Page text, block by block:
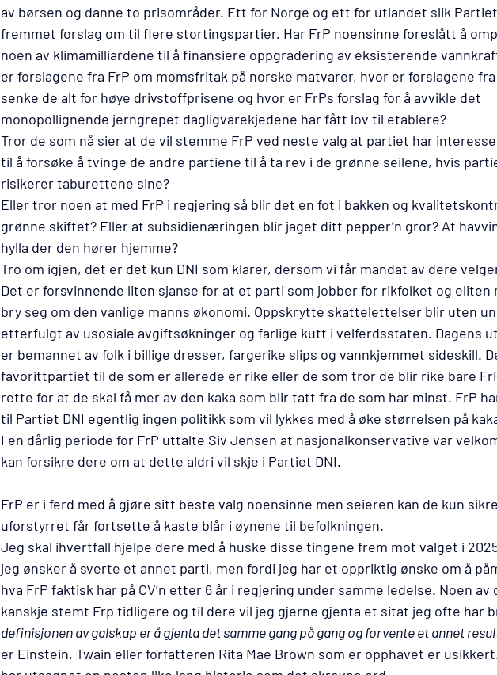
av børsen og danne to prisområder. Ett for Norge og ett for utlandet slik
fremmet forslag om til flere stortingspartier. Har FrP noensinne foreslått å
noen av klimamilliardene til å finansiere oppgradering av eksisterende
er forslagene fra FrP om momsfritak på norske matvarer, hvor er forslagene fra
senke de alt for høye drivstoffprisene og hvor er FrPs forslag for å avvikle det
monopollignende jerngrepet dagligvarekjedene har fått lov til etablere?
Tror de som nå sier at de vil stemme FrP ved neste valg at partiet har
til å forsøke å tvinge de andre partiene til å ta rev i de grønne seilene, hvis
risikerer taburettene sine?
Eller tror noen at med FrP i regjering så blir det en fot i bakken og
grønne skiftet? Eller at subsidienæringen blir jaget ditt pepper’n gror? At
hylla der den hører hjemme?
Tro om igjen, det er det kun DNI som klarer, dersom vi får mandat av dere
Det er forsvinnende liten sjanse for at et parti som jobber for rikfolket og eliten
bry seg om den vanlige manns økonomi. Oppskrytte skattelettelser blir uten
etterfulgt av usosiale avgiftsøkninger og farlige kutt i velferdsstaten. Dagens
er bemannet av folk i billige dresser, fargerike slips og vannkjemmet sideskill.
favorittpartiet til de som er allerede er rike eller de som tror de blir rike bare
rette for at de skal få mer av den kaka som blir tatt fra de som har minst. FrP
til Partiet DNI egentlig ingen politikk som vil lykkes med å øke størrelsen på
I en dårlig periode for FrP uttalte Siv Jensen at nasjonalkonservative var
kan forsikre dere om at dette aldri vil skje i Partiet DNI.
FrP er i ferd med å gjøre sitt beste valg noensinne men seieren kan de kun
uforstyrret får fortsette å kaste blår i øynene til befolkningen.
Jeg skal ihvertfall hjelpe dere med å huske disse tingene frem mot valget i
jeg ønsker å sverte et annet parti, men fordi jeg har et oppriktig ønske om å
hva FrP faktisk har på CV’n etter 6 år i regjering under samme ledelse. Noen av
kanskje stemt Frp tidligere og til dere vil jeg gjerne gjenta et sitat jeg ofte har
definisjonen av galskap er å gjenta det samme gang på gang og forvente et annet
er Einstein, Twain eller forfatteren Rita Mae Brown som er opphavet er